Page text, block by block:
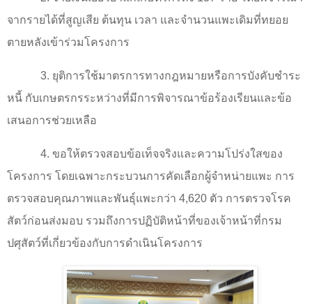
จากรายได้ที่สูญเสีย ต้นทุน เวลา และจำนวนแพะเดิมที่ทยอย
ตายหลังเข้าร่วมโครงการ
3. ยุติการใช้มาตรการทางกฎหมายหรือการบังคับชำระ
หนี้ กับเกษตรกรระหว่างที่มีการพิจารณาข้อร้องเรียนและข้อ
เสนอการช่วยเหลือ
4. ขอให้ตรวจสอบข้อเท็จจริงและความโปร่งใสของ
โครงการ โดยเฉพาะกระบวนการคัดเลือกผู้จำหน่ายแพะ การ
ตรวจสอบคุณภาพและพันธุ์แพะกว่า 4,620 ตัว การตรวจโรค
สัตว์ก่อนส่งมอบ รวมถึงการปฏิบัติหน้าที่ของเจ้าหน้าที่กรม
ปศุสัตว์ที่เกี่ยวข้องกับการดำเนินโครงการ